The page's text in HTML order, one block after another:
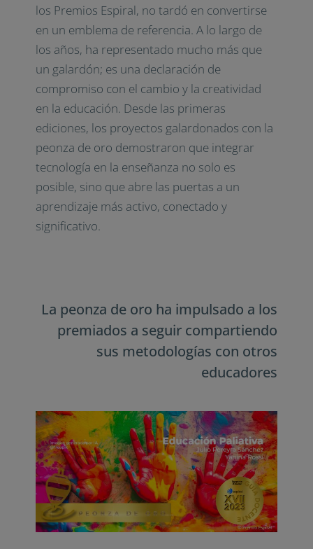
los Premios Espiral, no tardó en convertirse
en un emblema de referencia. A lo largo de
los años, ha representado mucho más que
un galardón; es una declaración de
compromiso con el cambio y la creatividad
en la educación. Desde las primeras
ediciones, los proyectos galardonados con la
peonza de oro demostraron que integrar
tecnología en la enseñanza no solo es
posible, sino que abre las puertas a un
aprendizaje más activo, conectado y
significativo.
La peonza de oro ha impulsado a los
premiados a seguir compartiendo
sus metodologías con otros
educadores